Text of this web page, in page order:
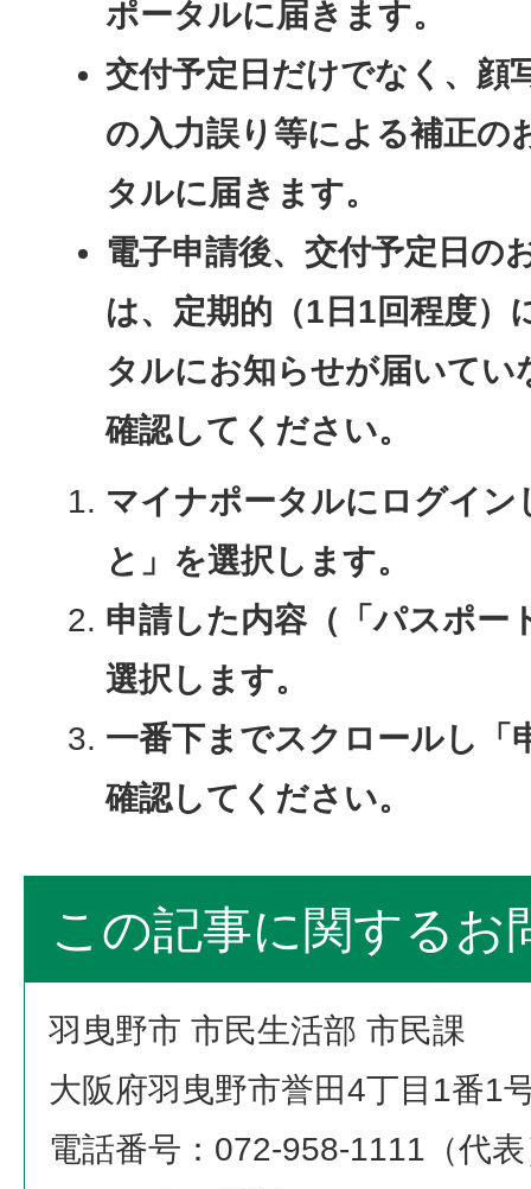
ポータルに届きます。
交付予定日だけでなく、顔
の入力誤り等による補正の
タルに届きます。​​​
電子申請後、交付予定日の
は、定期的（1日1回程度）
タルにお知らせが届いてい
確認してください。
マイナポータルにログイン
と」を選択します。
申請した内容（「パスポー
選択します。
一番下までスクロールし「
確認してください。​​​​
この記事に関するお
羽曳野市 市民生活部 市民課
大阪府羽曳野市誉田4丁目1番1
電話番号：072-958-1111（代